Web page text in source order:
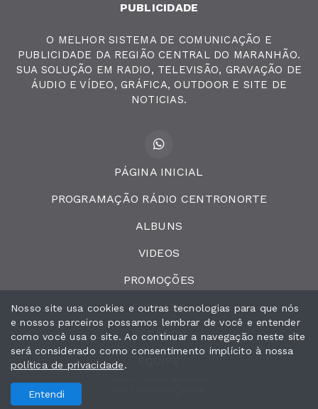
PUBLICIDADE
O MELHOR SISTEMA DE COMUNICAÇÃO E
PUBLICIDADE DA REGIÃO CENTRAL DO MARANHÃO.
SUA SOLUÇÃO EM RADIO, TELEVISÃO, GRAVAÇÃO DE
ÁUDIO E VÍDEO, GRÁFICA, OUTDOOR E SITE DE
NOTICIAS.
PÁGINA INICIAL
PROGRAMAÇÃO RÁDIO CENTRONORTE
ALBUNS
VIDEOS
PROMOÇÕES
EVENTOS
RECADOS
Nosso site usa cookies e outras tecnologias para que nós
e nossos parceiros possamos lembrar de você e entender
como você usa o site. Ao continuar a navegação neste site
será considerado como consentimento implícito à nossa
política de privacidade.
Entendi